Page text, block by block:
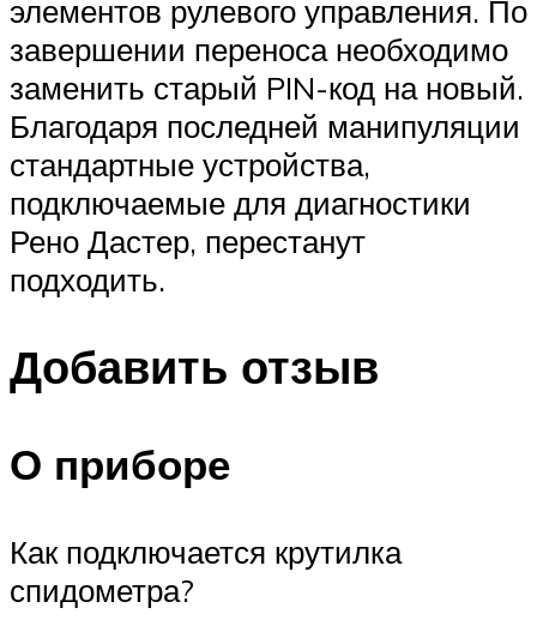
элементов рулевого управления. По
завершении переноса необходимо
заменить старый PIN-код на новый.
Благодаря последней манипуляции
стандартные устройства,
подключаемые для диагностики
Рено Дастер, перестанут
подходить.
Добавить отзыв
О приборе
Как подключается крутилка
спидометра?